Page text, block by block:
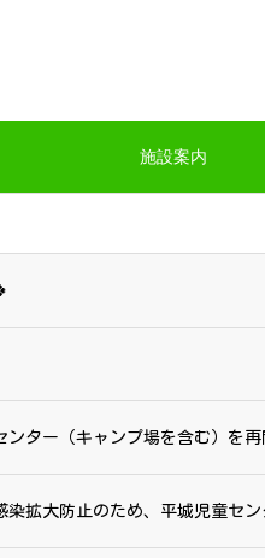
施設案内
ンター（キャンプ場を含む）を再
染拡大防止のため、平城児童セ